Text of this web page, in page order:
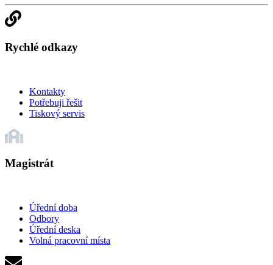
Rychlé odkazy
Kontakty
Potřebuji řešit
Tiskový servis
Magistrát
Úřední doba
Odbory
Úřední deska
Volná pracovní místa